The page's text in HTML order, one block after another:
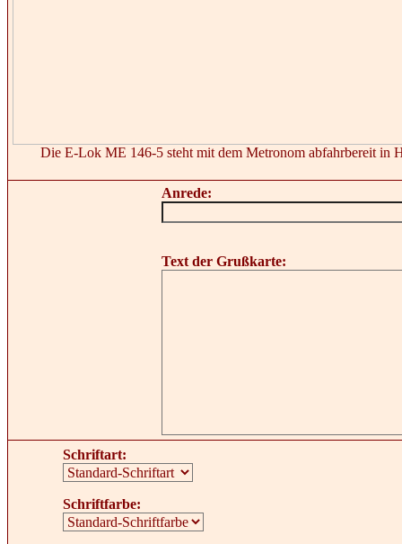
Die E-Lok ME 146-5 steht mit dem Metronom abfahrbereit in
Anrede:
Text der Grußkarte:
Schriftart:
Schriftfarbe: